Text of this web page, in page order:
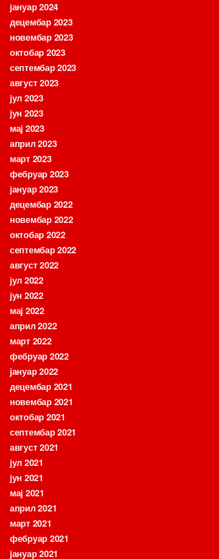
јануар 2024
децембар 2023
новембар 2023
октобар 2023
септембар 2023
август 2023
јул 2023
јун 2023
мај 2023
април 2023
март 2023
фебруар 2023
јануар 2023
децембар 2022
новембар 2022
октобар 2022
септембар 2022
август 2022
јул 2022
јун 2022
мај 2022
април 2022
март 2022
фебруар 2022
јануар 2022
децембар 2021
новембар 2021
октобар 2021
септембар 2021
август 2021
јул 2021
јун 2021
мај 2021
април 2021
март 2021
фебруар 2021
јануар 2021